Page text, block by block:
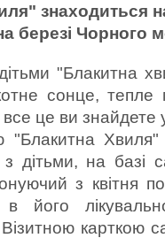
знаходиться
березі Чорного
"Блакитна
сонце,
все це ви знайдете
"Блакитна
з дітьми, на базі
з квітня
його
карткою